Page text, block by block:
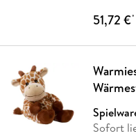
51,72 €*
Sofort